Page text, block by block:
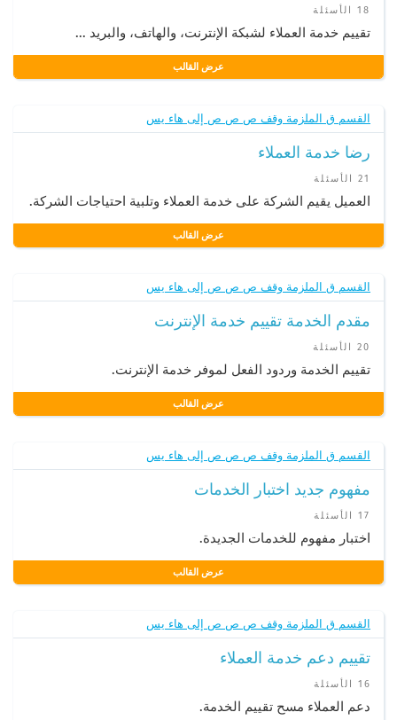
18 الأسئلة
تقييم خدمة العملاء لشبكة الإنترنت، والهاتف، والبريد ...
عرض القالب
القسم ق الملزمة وقف ص ص ص إلى هاء يس
رضا خدمة العملاء
21 الأسئلة
العميل يقيم الشركة على خدمة العملاء وتلبية احتياجات الشركة.
عرض القالب
القسم ق الملزمة وقف ص ص ص إلى هاء يس
مقدم الخدمة تقييم خدمة الإنترنت
20 الأسئلة
تقييم الخدمة وردود الفعل لموفر خدمة الإنترنت.
عرض القالب
القسم ق الملزمة وقف ص ص ص إلى هاء يس
مفهوم جديد اختبار الخدمات
17 الأسئلة
اختبار مفهوم للخدمات الجديدة.
عرض القالب
القسم ق الملزمة وقف ص ص ص إلى هاء يس
تقييم دعم خدمة العملاء
16 الأسئلة
دعم العملاء مسح تقييم الخدمة.